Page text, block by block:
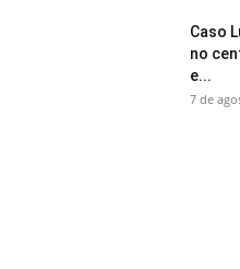
Caso
no
e...
7 de